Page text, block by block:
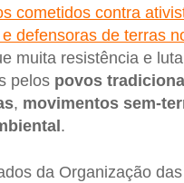
cometidos contra
defensoras de terras
muita resistência e
pelos povos
, movimentos sem-
.
da Organização